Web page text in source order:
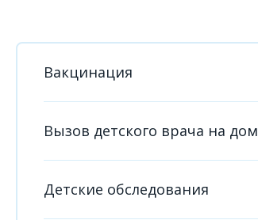
Вакцинация
Вызов детского врача на дом
Детские обследования